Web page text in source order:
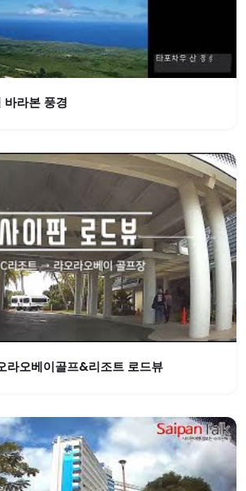
바라본 풍경
오베이골프&리조트 로드뷰